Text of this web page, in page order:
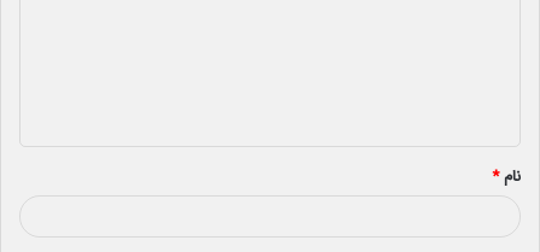
*
نام*